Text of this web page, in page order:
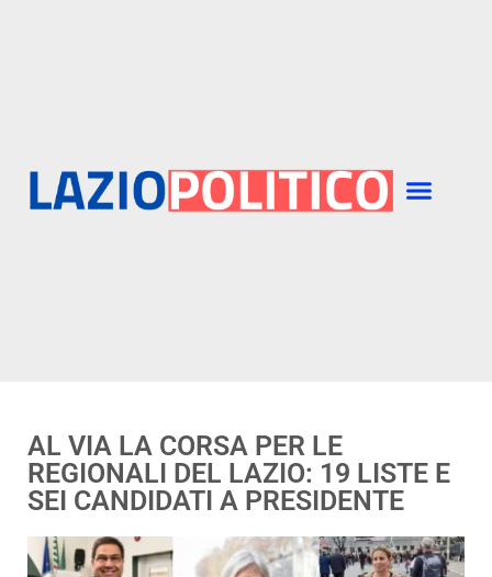
AL VIA LA CORSA PER LE
REGIONALI DEL LAZIO: 19 LISTE E
SEI CANDIDATI A PRESIDENTE